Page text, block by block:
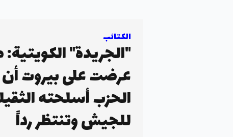
الكتائب
"الجريدة"
عرضت على بيروت
الحزب أسلحته
للجيش وتنتظر رداً